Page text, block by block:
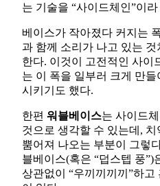
는 기술을 “사이드체인”이라
베이스가 작아졌다 커지는
과 함께 소리가 나고 있는
한다. 이것이 고전적인 사이
는 이 폭을 일부러 크게 만
시키기도 했다.
한편 워블베이스는 사이드
것으로 생각할 수 있는데,
뿜어져 나오는 부분이 그렇
블베이스(혹은 “덥스텝 풍”)
상관없이 “우끼끼끼끼”하